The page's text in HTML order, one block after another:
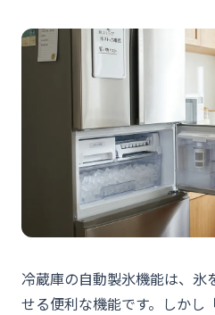
冷蔵庫の自動製氷機能は、氷
せる便利な機能です。しかし